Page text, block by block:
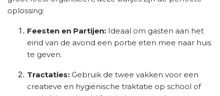
oplossing:
Feesten en Partijen: Ideaal om gasten aan het
eind van de avond een portie eten mee naar huis
te geven.
Tractaties: Gebruik de twee vakken voor een
creatieve en hygiënische traktatie op school of